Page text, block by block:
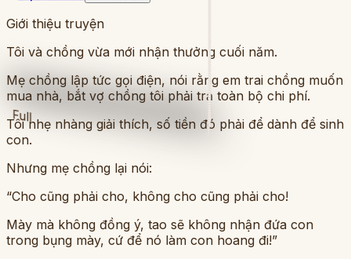
Full
Giới thiệu truyện
Tôi và chồng vừa mới nhận thưởng cuối năm.
Mẹ chồng lập tức gọi điện, nói rằng em trai chồng muốn
mua nhà, bắt vợ chồng tôi phải trả toàn bộ chi phí.
Tôi nhẹ nhàng giải thích, số tiền đó phải để dành để sinh
con.
Nhưng mẹ chồng lại nói:
“Cho cũng phải cho, không cho cũng phải cho!
Mày mà không đồng ý, tao sẽ không nhận đứa con
trong bụng mày, cứ để nó làm con hoang đi!”